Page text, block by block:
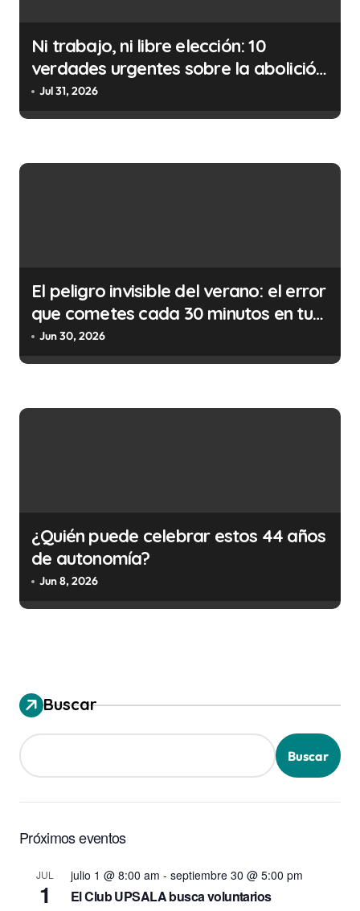
Ni trabajo, ni libre elección: 10
verdades urgentes sobre la abolición
de la prostitución
Jul 31, 2026
El peligro invisible del verano: el error
que cometes cada 30 minutos en tu
trabajo (y la ilegalidad que te puede
costar la vida)
Jun 30, 2026
¿Quién puede celebrar estos 44 años
de autonomía?
Jun 8, 2026
Buscar
Buscar
Próximos eventos
JUL
1
julio 1 @ 8:00 am - septiembre 30 @ 5:00 pm
El Club UPSALA busca voluntarios